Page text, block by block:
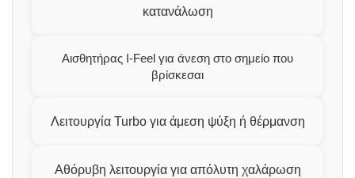
κατανάλωση
Αισθητήρας I-Feel για άνεση στο σημείο που
βρίσκεσαι
Λειτουργία Turbo για άμεση ψύξη ή θέρμανση
Αθόρυβη λειτουργία για απόλυτη χαλάρωση